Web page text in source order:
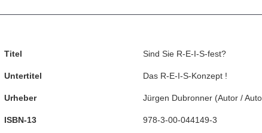
Titel Sind Sie R-E-I-S-fest?
Untertitel Das R-E-I-S-Konzept !
Urheber Jürgen Dubronner (Autor /
ISBN-13 978-3-00-044149-3